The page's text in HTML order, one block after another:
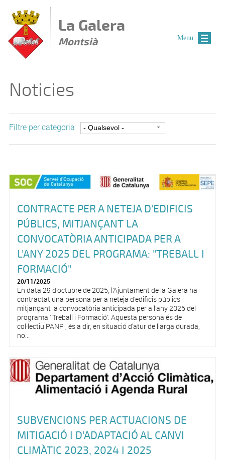
La Galera
Montsià
Noticies
Filtre per categoria
CONTRACTE PER A NETEJA D'EDIFICIS
PÚBLICS, MITJANÇANT LA
CONVOCATÒRIA ANTICIPADA PER A
L'ANY 2025 DEL PROGRAMA: "TREBALL I
FORMACIÓ"
20/11/2025
En data 29 d’octubre de 2025, l’Ajuntament de la Galera ha
contractat una persona per a neteja d’edificis públics
mitjançant la convocatòria anticipada per a l’any 2025 del
programa ‘ Treball i Formació’. Aquesta persona és de
col·lectiu PANP , és a dir, en situació d'atur de llarga durada,
no...
SUBVENCIONS PER ACTUACIONS DE
MITIGACIÓ I D'ADAPTACIÓ AL CANVI
CLIMÀTIC 2023, 2024 I 2025
Menu